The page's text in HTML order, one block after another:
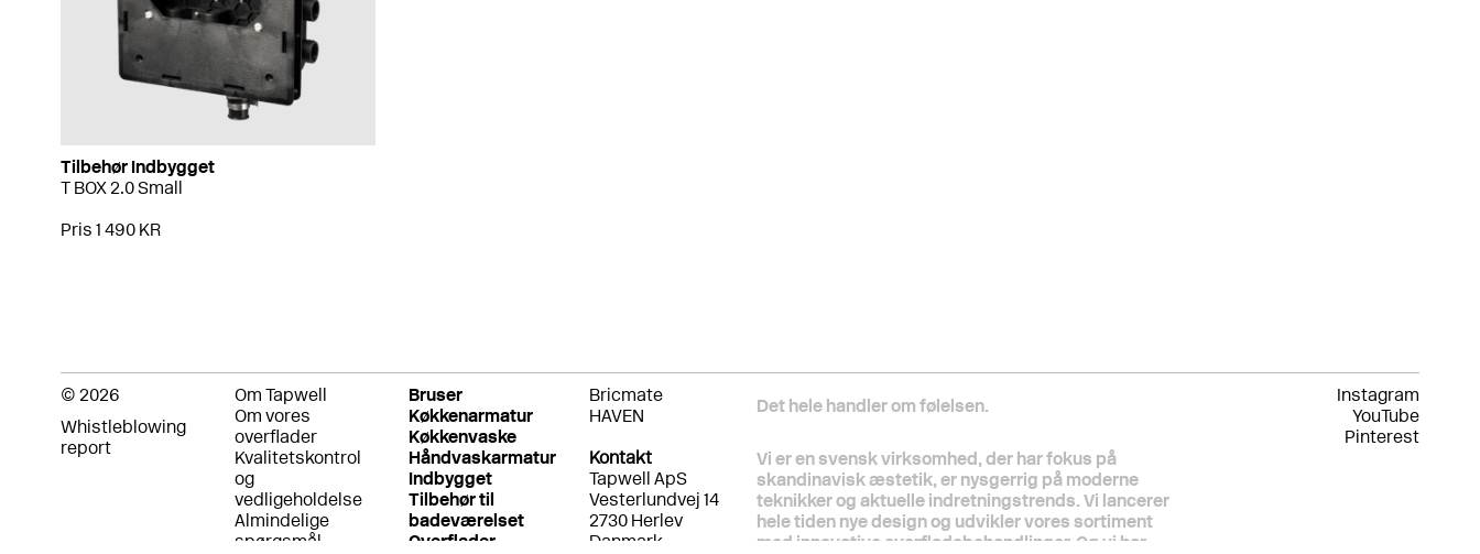
Tilbehør Indbygget
T BOX 2.0 Small
Pris 1 490 KR
© 2026
Whistleblowing
report
Om Tapwell
Om vores
overflader
Kvalitetskontrol
og
vedligeholdelse
Almindelige
spørgsmål
Bruser
Køkkenarmatur
Køkkenvaske
Håndvaskarmatur
Indbygget
Tilbehør til
badeværelset
Overflader
Bricmate
HAVEN
Kontakt
Tapwell ApS
Vesterlundvej 14
2730 Herlev
Danmark
Det hele handler om følelsen.
Vi er en svensk virksomhed, der har fokus på
skandinavisk æstetik, er nysgerrig på moderne
teknikker og aktuelle indretningstrends. Vi lancerer
hele tiden nye design og udvikler vores sortiment
med innovative overfladebehandlinger. Og vi har
Instagram
YouTube
Pinterest